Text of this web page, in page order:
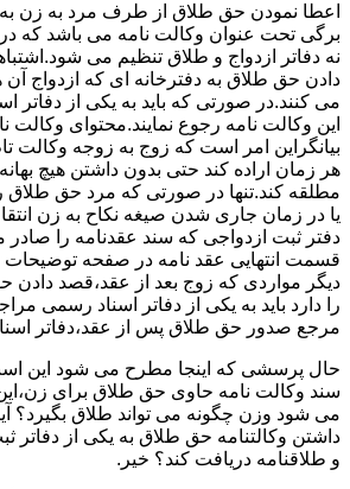
اعطا نمودن حق طلاق از طرف مرد به زن
برگی تحت عنوان وکالت نامه می باشد که
نه دفاتر ازدواج و طلاق تنظیم می
دادن حق طلاق به دفترخانه ای که ازدواج آن
می کنند.در صورتی که باید به یکی از دفاتر
این وکالت نامه رجوع نمایند.محتوای وکالت
بیانگراین امر است که زوج به زوجه وکالت
هر زمان اراده کند حتی بدون داشتن هیچ بهانه
مطلقه کند.تنها در صورتی که مرد حق طلاق
یا در زمان جاری شدن صیغه نکاح به زن
دفتر ثبت ازدواجی که سند عقدنامه را
قسمت انتهایی عقد نامه در صفحه
دیگر مواردی که زوج بعد از عقد،قصد
را دارد باید به یکی از دفاتر اسناد رسمی
مرجع صدور حق طلاق پس از عقد،دفاتر
حال پرسشی که اینجا مطرح می شود این
سند وکالت نامه حاوی حق طلاق برای
می شود وزن چگونه می تواند طلاق بگیرد؟
داشتن وکالتنامه حق طلاق به یکی از دفاتر
و طلاقنامه دریافت کند؟ خیر.